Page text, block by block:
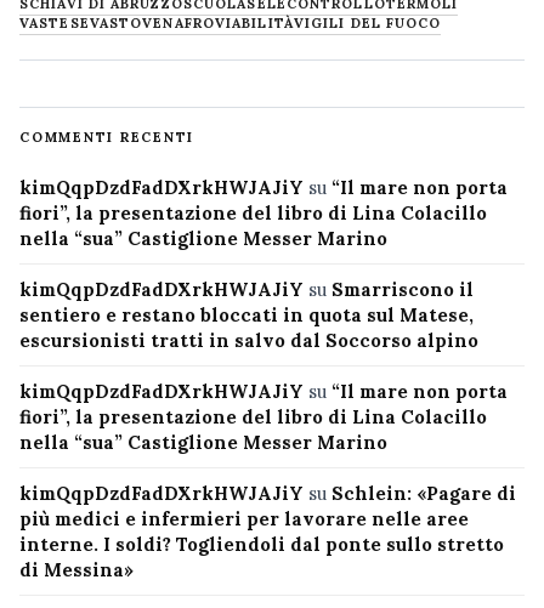
SCHIAVI DI ABRUZZOSCUOLASELECONTROLLOTERMOLI
VASTESEVASTOVENAFROVIABILITÀVIGILI DEL FUOCO
COMMENTI RECENTI
kimQqpDzdFadDXrkHWJAJiY su “Il mare non porta
fiori”, la presentazione del libro di Lina Colacillo
nella “sua” Castiglione Messer Marino
kimQqpDzdFadDXrkHWJAJiY su Smarriscono il
sentiero e restano bloccati in quota sul Matese,
escursionisti tratti in salvo dal Soccorso alpino
kimQqpDzdFadDXrkHWJAJiY su “Il mare non porta
fiori”, la presentazione del libro di Lina Colacillo
nella “sua” Castiglione Messer Marino
kimQqpDzdFadDXrkHWJAJiY su Schlein: «Pagare di
più medici e infermieri per lavorare nelle aree
interne. I soldi? Togliendoli dal ponte sullo stretto
di Messina»